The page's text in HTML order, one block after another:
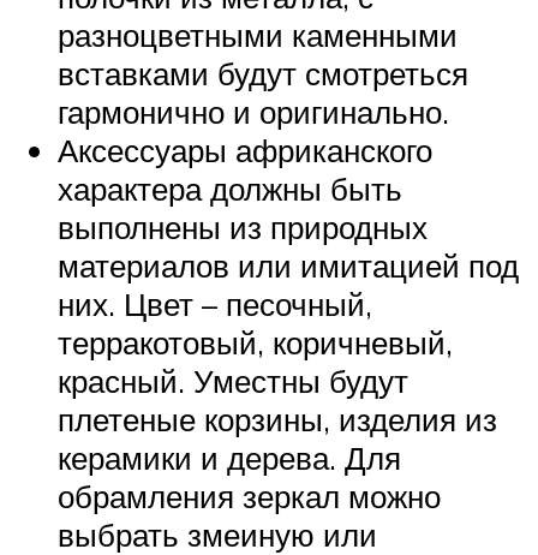
разноцветными каменными
вставками будут смотреться
гармонично и оригинально.
Аксессуары африканского
характера должны быть
выполнены из природных
материалов или имитацией под
них. Цвет – песочный,
терракотовый, коричневый,
красный. Уместны будут
плетеные корзины, изделия из
керамики и дерева. Для
обрамления зеркал можно
выбрать змеиную или